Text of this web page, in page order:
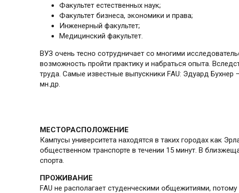
Факультет естественных наук;
Факультет бизнеса, экономики и права;
Инженерный факультет;
Медицинский факультет.
ВУЗ очень тесно сотрудничает со многими
возможность пройти практику и набраться опыта.
труда. Самые известные выпускники FAU: Эдуард
мн.др.
МЕСТОРАСПОЛОЖЕНИЕ
Кампусы университета находятся в таких городах как
общественном транспорте в течении 15 минут. В
спорта.
ПРОЖИВАНИЕ
FAU не располагает студенческими общежитиями,